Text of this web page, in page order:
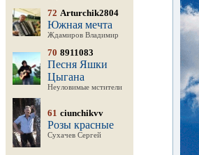
72 Arturchik2804
Южная мечта
Ждамиров Владимир
70 8911083
Песня Яшки
Цыгана
Неуловимые мстители
61 ciunchikvv
Розы красные
Сухачев Сергей